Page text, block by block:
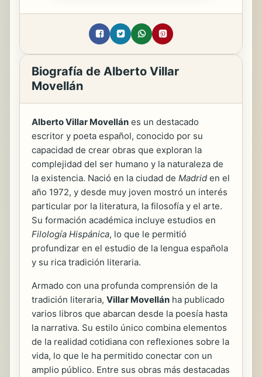
Biografía de Alberto Villar
Movellán
Alberto Villar Movellán es un destacado
escritor y poeta español, conocido por su
capacidad de crear obras que exploran la
complejidad del ser humano y la naturaleza de
la existencia. Nació en la ciudad de Madrid en el
año 1972, y desde muy joven mostró un interés
particular por la literatura, la filosofía y el arte.
Su formación académica incluye estudios en
Filología Hispánica, lo que le permitió
profundizar en el estudio de la lengua española
y su rica tradición literaria.
Armado con una profunda comprensión de la
tradición literaria, Villar Movellán ha publicado
varios libros que abarcan desde la poesía hasta
la narrativa. Su estilo único combina elementos
de la realidad cotidiana con reflexiones sobre la
vida, lo que le ha permitido conectar con un
amplio público. Entre sus obras más destacadas